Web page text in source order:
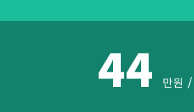
44만원 /